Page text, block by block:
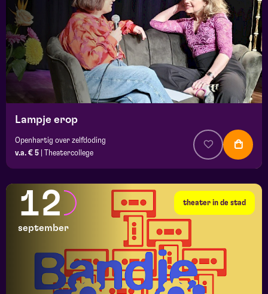
Lampje erop
Openhartig over zelfdoding
v.a. € 5
Theatercollege
theater in de stad
12
september